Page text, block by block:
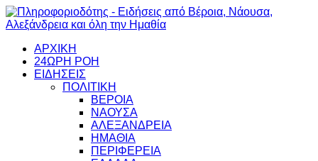
ΑΡΧΙΚΗ
24ΩΡΗ ΡΟΗ
ΕΙΔΗΣΕΙΣ
ΠΟΛΙΤΙΚΗ
ΒΕΡΟΙΑ
ΝΑΟΥΣΑ
ΑΛΕΞΑΝΔΡΕΙΑ
ΗΜΑΘΙΑ
ΠΕΡΙΦΕΡΕΙΑ